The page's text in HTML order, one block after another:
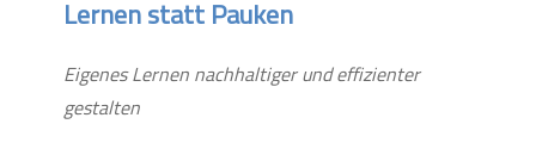
Lernen statt Pauken
Eigenes Lernen nachhaltiger und effizienter
gestalten